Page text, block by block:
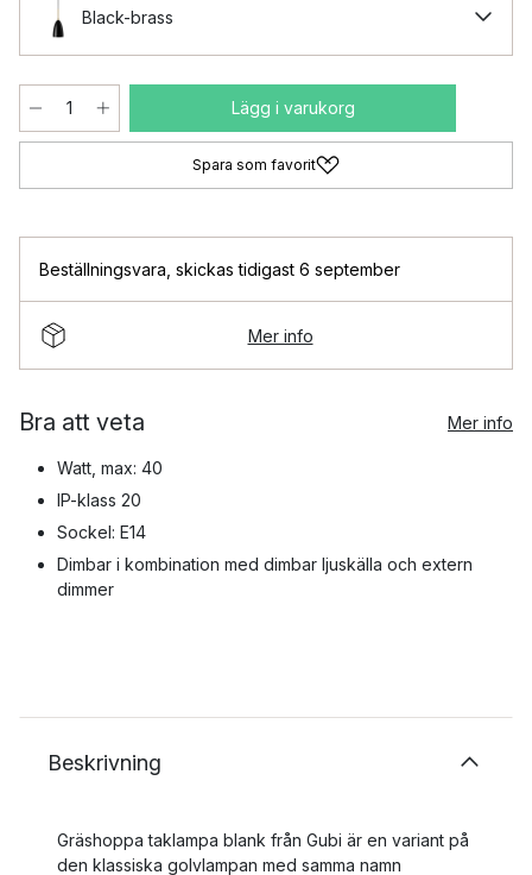
Black-brass
Lägg i varukorg
Spara som favorit
Beställningsvara skickas tidigast 6 september
Mer info
Bra att veta Mer info
Watt, max: 40
IP-klass 20
Sockel: E14
Dimbar i kombination med dimbar ljuskälla och extern
dimmer
Beskrivning
Gräshoppa taklampa blank från Gubi är en variant på
den klassiska golvlampan med samma namn